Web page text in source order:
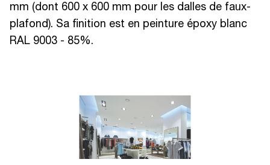
mm (dont 600 x 600 mm pour les dalles de faux-
plafond). Sa finition est en peinture époxy blanc
RAL 9003 - 85%.